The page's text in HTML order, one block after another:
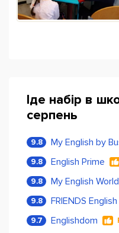
Іде набір в
серпень
9.8
9.8 English Prime
9.8 My English World
9.8 FRIENDS
9.7 Englishdom